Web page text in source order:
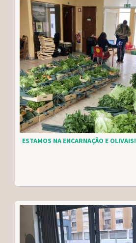
ESTAMOS NA ENCARNAÇÃO E OLIVAIS!